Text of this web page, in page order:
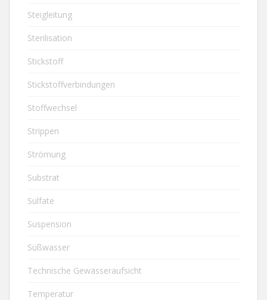
Steigleitung
Sterilisation
Stickstoff
Stickstoffverbindungen
Stoffwechsel
Strippen
Strömung
Substrat
Sulfate
Suspension
Süßwasser
Technische Gewässeraufsicht
Temperatur